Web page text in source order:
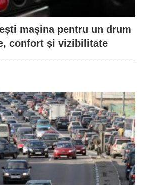
mașina pentru un drum
confort și vizibilitate